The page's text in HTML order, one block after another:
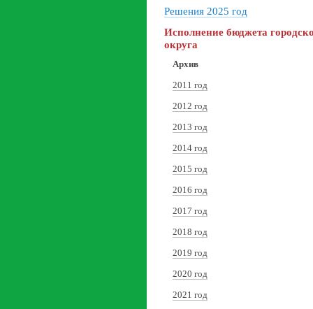
Решения 2025 год
Исполнение бюджета
округа
Архив
2011 год
2012 год
2013 год
2014 год
2015 год
2016 год
2017 год
2018 год
2019 год
2020 год
2021 год